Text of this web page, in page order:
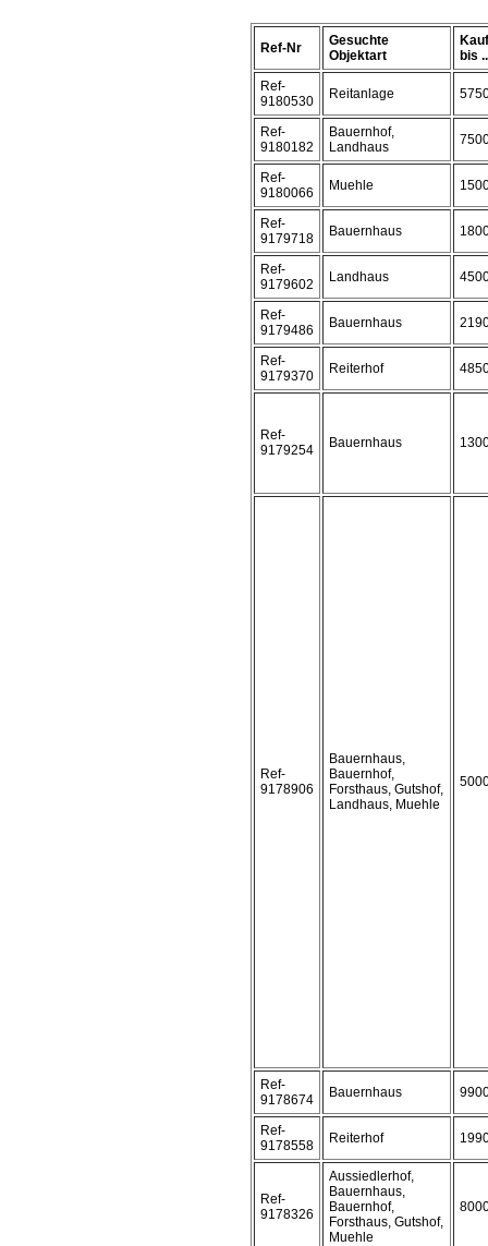
Ref-Nr
Gesuchte
Objektart
bis
Ref-
9180530
Reitanlage
Ref-
9180182
Bauernhof,
Landhaus
Ref-
9180066
Muehle
Ref-
9179718
Bauernhaus
Ref-
9179602
Landhaus
Ref-
9179486
Bauernhaus
Ref-
9179370
Reiterhof
Ref-
9179254
Bauernhaus
Ref-
9178906
Bauernhaus,
Bauernhof,
Forsthaus, Gutshof,
Landhaus, Muehle
Ref-
9178674
Bauernhaus
Ref-
9178558
Reiterhof
Ref-
9178326
Aussiedlerhof,
Bauernhaus,
Bauernhof,
Forsthaus, Gutshof,
Muehle